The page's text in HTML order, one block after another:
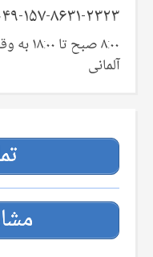
۰۰۴۹-۱۵۷-۸۶۳۱-
۸:۰۰
آلمانی